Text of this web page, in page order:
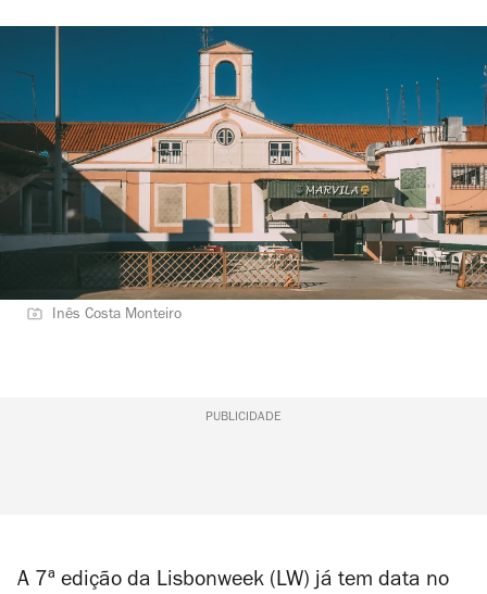
Inês Costa Monteiro
PUBLICIDADE
A 7ª edição da Lisbonweek (LW) já tem data no